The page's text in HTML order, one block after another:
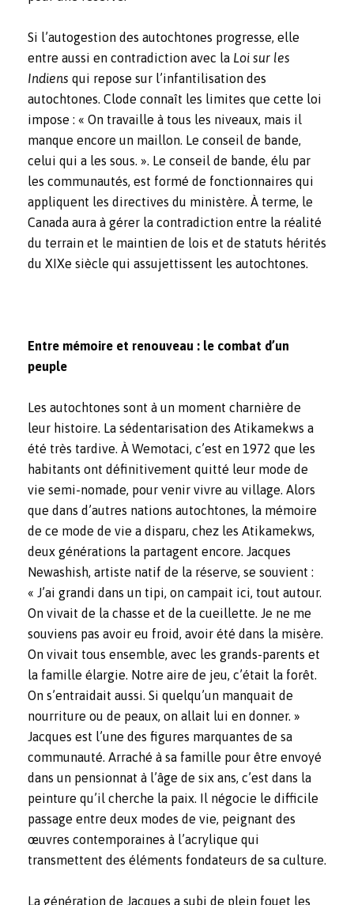
Si l’autogestion des autochtones progresse, elle
entre aussi en contradiction avec la Loi sur les
Indiens qui repose sur l’infantilisation des
autochtones. Clode connaît les limites que cette loi
impose : « On travaille à tous les niveaux, mais il
manque encore un maillon. Le conseil de bande,
celui qui a les sous. ». Le conseil de bande, élu par
les communautés, est formé de fonctionnaires qui
appliquent les directives du ministère. À terme, le
Canada aura à gérer la contradiction entre la réalité
du terrain et le maintien de lois et de statuts hérités
du XIXe siècle qui assujettissent les autochtones.
Entre mémoire et renouveau : le combat d’un
peuple
Les autochtones sont à un moment charnière de
leur histoire. La sédentarisation des Atikamekws a
été très tardive. À Wemotaci, c’est en 1972 que les
habitants ont définitivement quitté leur mode de
vie semi-nomade, pour venir vivre au village. Alors
que dans d’autres nations autochtones, la mémoire
de ce mode de vie a disparu, chez les Atikamekws,
deux générations la partagent encore. Jacques
Newashish, artiste natif de la réserve, se souvient :
« J’ai grandi dans un tipi, on campait ici, tout autour.
On vivait de la chasse et de la cueillette. Je ne me
souviens pas avoir eu froid, avoir été dans la misère.
On vivait tous ensemble, avec les grands-parents et
la famille élargie. Notre aire de jeu, c’était la forêt.
On s’entraidait aussi. Si quelqu’un manquait de
nourriture ou de peaux, on allait lui en donner. »
Jacques est l’une des figures marquantes de sa
communauté. Arraché à sa famille pour être envoyé
dans un pensionnat à l’âge de six ans, c’est dans la
peinture qu’il cherche la paix. Il négocie le difficile
passage entre deux modes de vie, peignant des
œuvres contemporaines à l’acrylique qui
transmettent des éléments fondateurs de sa culture.
La génération de Jacques a subi de plein fouet les